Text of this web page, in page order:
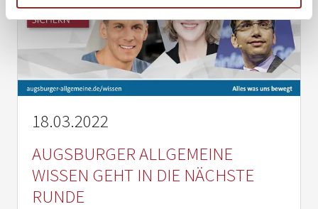
18.03.2022
AUGSBURGER ALLGEMEINE
WISSEN GEHT IN DIE NÄCHSTE
RUNDE